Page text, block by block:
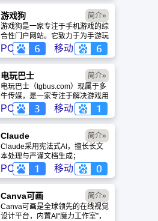
岁月，找回当年的战友。同时提供
最新CGA电竞赛事资讯及热门页
游入口，致敬中国电竞的黄金时
代。
游戏狗
游戏狗是一家专注于手机游戏的综
合性门户网站。它致力于为手游玩
家提供最新、最全的游戏资讯、攻
略、评测及视频等内容，是国内较
早一批专注于移动游戏领域的垂直
媒体。
PC 移动
简介»
电玩巴士
电玩巴士（tgbus.com）现属于多
牛传媒，是一家专注于解决游戏用
户需求的综合性游戏门户网站，电
玩巴士是一个全面的综合性游戏门
户，专注于为全球玩家提供主机、
PC及移动端游戏的全方位资讯。
PC 移动
简介»
Claude
Claude采用宪法式AI，擅长长文
本处理与严谨文档生成；
ChatGPT基于RLHF，在复杂推
理、代码与快速迭代上占优。两者
定位不同，各有千秋。
PC 移动
简介»
Canva可画
Canva可画是全球领先的在线视觉
设计平台，内置AI“魔力工作室”，
简介»